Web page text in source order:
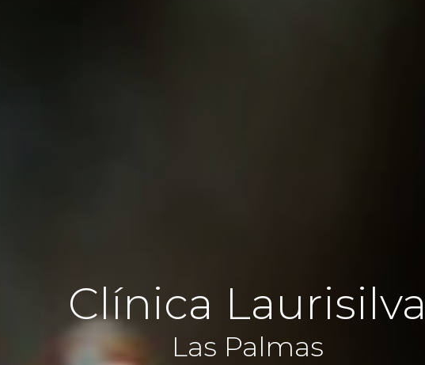
Clínica
Las Palmas